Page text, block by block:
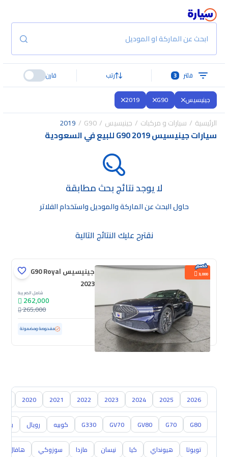
ابحث عن الماركة او الموديل
فلتر 3 رتب قارن
جينيسيس G90
2019
الرئيسية سيارات و مركبات جينيسيس G90
2019
سيارات جينيسيس G90 2019 للبيع في السعودية
لا يوجد نتائج بحث مطابقة
حاول البحث عن الماركة والموديل واستخدام الفلاتر
نقترح عليك النتائج التالية
3,000
جينيسيس G90 Royal
2023
شامل الضريبة
262,000
265,000
مستعملة 20,475 كم ممشى قليل مفحوصة ومضمونة
2026
2025
2024
2023
2022
2021
2020
G80
G70
GV80
GV70
G330 كوبيه رويال
تويوتا هيونداي كيا نيسان مازدا سوزوكي هافال